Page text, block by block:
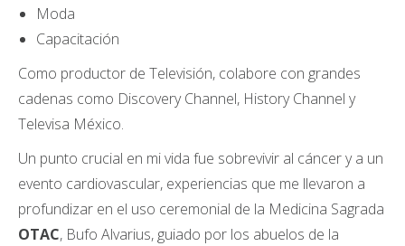
Moda
Capacitación
Como productor de Televisión, colabore con grandes
cadenas como Discovery Channel, History Channel y
Televisa México.
Un punto crucial en mi vida fue sobrevivir al cáncer y a un
evento cardiovascular, experiencias que me llevaron a
profundizar en el uso ceremonial de la Medicina Sagrada
OTAC, Bufo Alvarius, guiado por los abuelos de la